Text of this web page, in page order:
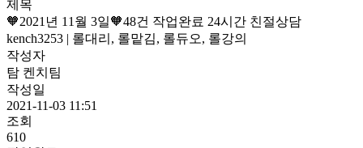
제목
🧡2021년 11월 3일🧡48건 작업완료 24시간 친절상담
kench3253 | 롤대리, 롤맡김, 롤듀오, 롤강의
작성자
탐 켄치팀
작성일
2021-11-03 11:51
조회
610